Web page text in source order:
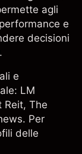
agli
e
decisioni
e
LM
Reit, The
. Per
delle